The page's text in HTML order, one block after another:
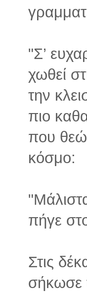
"Σ’
χωθεί
την
πιο
που
κόσμο:
πήγε
Στις
σήκωσε